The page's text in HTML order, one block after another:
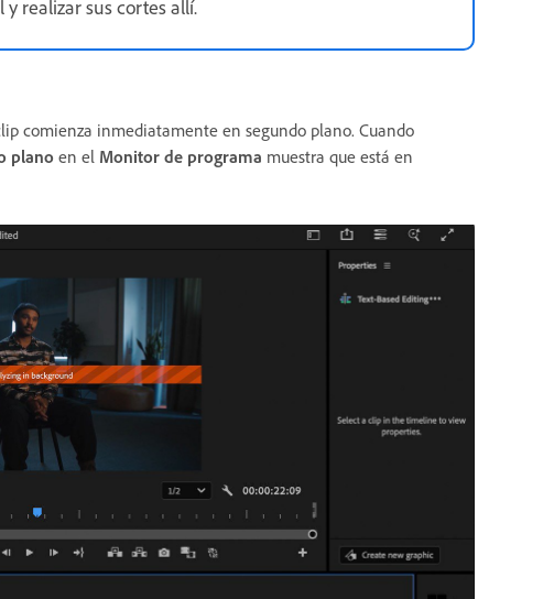
realizar sus cortes allí.
comienza inmediatamente en segundo plano. Cuando
plano en el Monitor de programa muestra que está en